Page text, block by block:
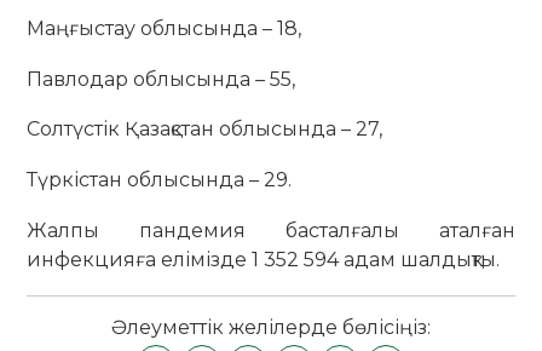
Маңғыстау облысында – 18,
Павлодар облысында – 55,
Солтүстік Қазақстан облысында – 27,
Түркістан облысында – 29.
Жалпы пандемия басталғалы аталған
инфекцияға елімізде 1 352 594 адам шалдықты.
Әлеуметтік желілерде бөлісіңіз: